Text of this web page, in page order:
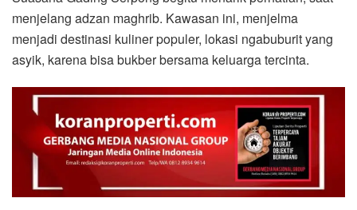
menjelang adzan maghrib. Kawasan ini, menjelma
menjadi destinasi kuliner populer, lokasi ngabuburit yang
asyik, karena bisa bukber bersama keluarga tercinta.